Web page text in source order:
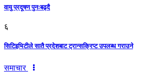
वायु प्रदूषण पुनःबढ्दै
६
सिटिइभिटीले सातै प्रदेशबाट ट्रान्सक्रिप्ट उपलब्ध गराउने
समाचार